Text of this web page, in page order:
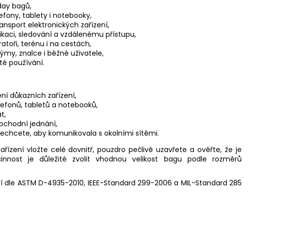
bagů,
tablety i notebooky,
elektronických zařízení,
sledování a vzdálenému přístupu,
terénu i na cestách,
znalce i běžné uživatele,
používání.
důkazních zařízení,
tabletů a notebooků,
jednání,
aby komunikovala s okolními sítěmi.
vložte celé dovnitř, pouzdro pečlivě uzavřete a ověřte, že je
je důležité zvolit vhodnou velikost bagu podle rozměrů
ASTM D-4935-2010, IEEE-Standard 299-2006 a MIL-Standard 285